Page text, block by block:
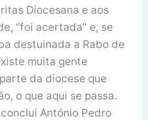
Diocesana e aos
“foi acertada” e, se
destuinada a Rabo de
muita gente
da diocese que
o que aqui se passa.
António Pedro